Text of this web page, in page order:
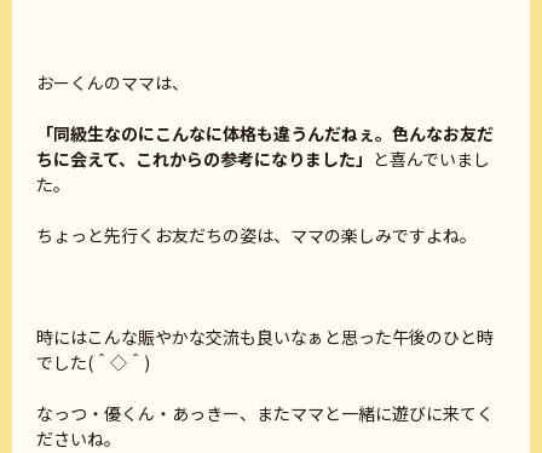
おーくんのママは、
「同級生なのにこんなに体格も違うんだねぇ。色んなお友だ
ちに会えて、これからの参考になりました」 と喜んでいまし
た。
ちょっと先行くお友だちの姿は、ママの楽しみですよね。
時にはこんな賑やかな交流も良いなぁと思った午後のひと時
でした(＾◇＾)
なっつ・優くん・あっきー、またママと一緒に遊びに来てく
ださいね。